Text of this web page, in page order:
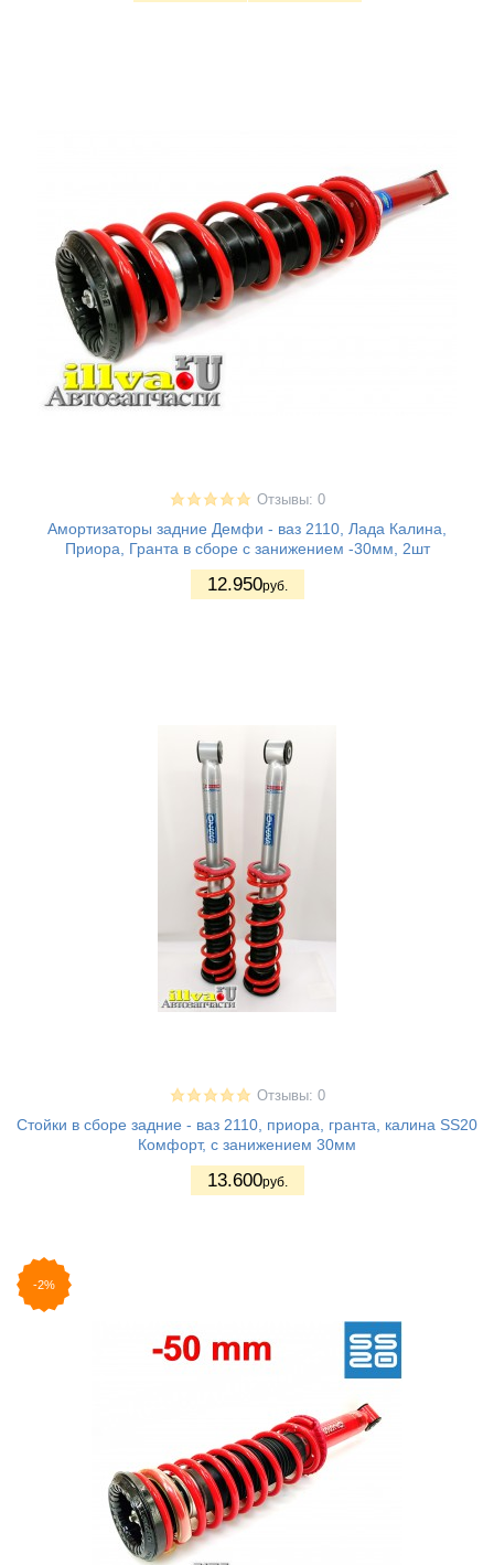
Отзывы: 0
Амортизаторы задние Демфи - ваз 2110, Лада Калина,
Приора, Гранта в сборе с занижением -30мм, 2шт
12.950руб.
Отзывы: 0
Стойки в сборе задние - ваз 2110, приора, гранта, калина SS20
Комфорт, с занижением 30мм
13.600руб.
-2%